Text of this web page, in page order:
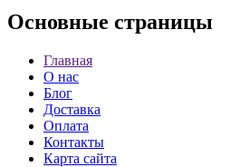
Основные страницы
Главная
О нас
Блог
Доставка
Оплата
Контакты
Карта сайта